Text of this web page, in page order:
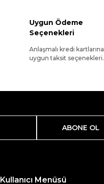
Uygun Ödeme
Seçenekleri
Anlaşmalı kredi kartlarına
uygun taksit seçenekleri.
ABONE OL
Kullanıcı Menüsü